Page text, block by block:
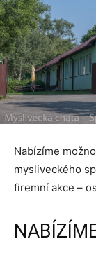
Nabízíme
mysliveckého
firemní akce –